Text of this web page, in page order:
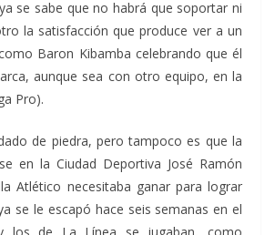
se sabe que no habrá que soportar ni
la satisfacción que produce ver a un
Baron Kibamba celebrando que él
aunque sea con otro equipo, en la
Pro).
de piedra, pero tampoco es que la
en la Ciudad Deportiva José Ramón
Atlético necesitaba ganar para lograr
se le escapó hace seis semanas en el